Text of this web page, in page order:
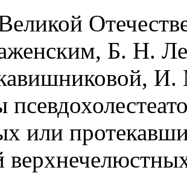
Б. Н.
или